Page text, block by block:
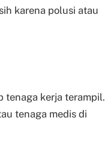
karena polusi atau
tenaga kerja terampil.
tenaga medis di